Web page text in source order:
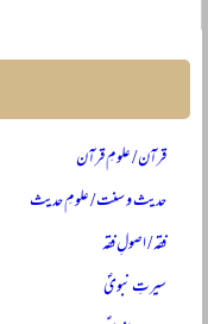
قرآن / علومِ قرآن
حدیث و سنت / علومِ حدیث
فقہ / اصولِ فقہ
سیرتِ نبویؐ